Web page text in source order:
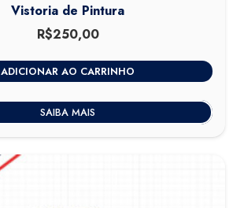
Vistoria de Pintura
R$250,00
ADICIONAR AO CARRINHO
SAIBA MAIS